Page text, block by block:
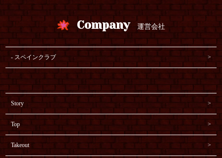
Company 運営会社
スペインクラブ
Story
Top
Takeout